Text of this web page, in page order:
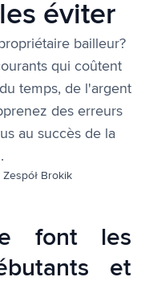
éviter
bailleur?
qui coûtent
temps, de l'argent
des erreurs
au succès de la
Zespół Brokik
font les
et